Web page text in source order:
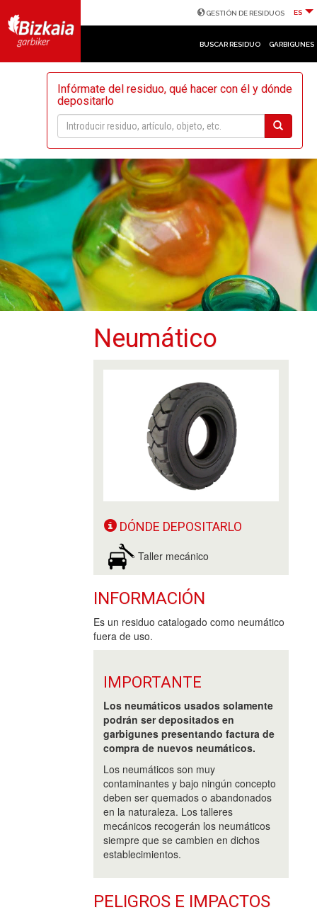
GESTIÓN DE RESIDUOS ES
BUSCAR RESIDUO GARBIGUNES
Infórmate del residuo, qué hacer con él y dónde
depositarlo
Neumático
DÓNDE DEPOSITARLO
Taller mecánico
INFORMACIÓN
Es un residuo catalogado como neumático
fuera de uso.
IMPORTANTE
Los neumáticos usados solamente
podrán ser depositados en
garbigunes presentando factura de
compra de nuevos neumáticos.
Los neumáticos son muy
contaminantes y bajo ningún concepto
deben ser quemados o abandonados
en la naturaleza. Los talleres
mecánicos recogerán los neumáticos
siempre que se cambien en dichos
establecimientos.
PELIGROS E IMPACTOS